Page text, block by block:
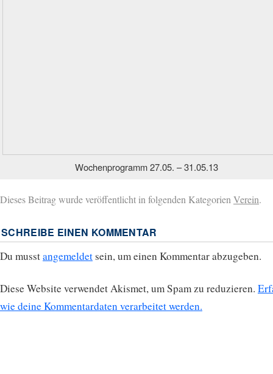
Wochenprogramm 27.05. – 31.05.13
Dieses Beitrag wurde veröffentlicht in folgenden KategorienVerein.
SCHREIBE EINEN KOMMENTAR
Du musstangemeldet sein, um einen Kommentar abzugeben.
Diese Website verwendet Akismet, um Spam zu reduzieren.
wie deine Kommentardaten verarbeitet werden.